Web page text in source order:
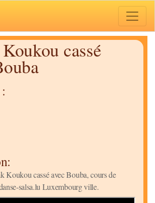
cassé
Koukou cassé avec Bouba, cours de
salsa.lu Luxembourg ville.